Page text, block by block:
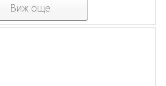
Виж още